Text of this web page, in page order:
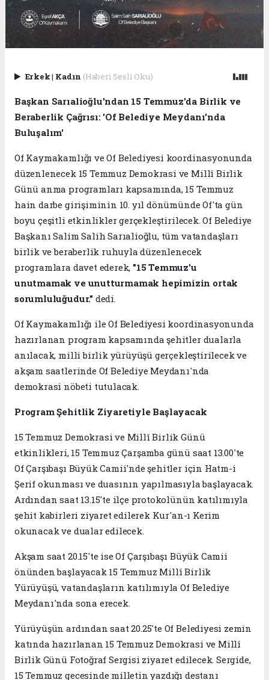
Erkek| Kadın (Haberi Sesli Oku)
Başkan Sarıalioğlu'ndan 15 Temmuz'da Birlik ve
Beraberlik Çağrısı: 'Of Belediye Meydanı'nda
Buluşalım'
Of Kaymakamlığı ve Of Belediyesi koordinasyonunda
düzenlenecek 15 Temmuz Demokrasi ve Millî Birlik
Günü anma programları kapsamında, 15 Temmuz
hain darbe girişiminin 10. yıl dönümünde Of'ta gün
boyu çeşitli etkinlikler gerçekleştirilecek. Of Belediye
Başkanı Salim Salih Sarıalioğlu, tüm vatandaşları
birlik ve beraberlik ruhuyla düzenlenecek
programlara davet ederek, "15 Temmuz'u
unutmamak ve unutturmamak hepimizin ortak
sorumluluğudur." dedi.
Of Kaymakamlığı ile Of Belediyesi koordinasyonunda
hazırlanan program kapsamında şehitler dualarla
anılacak, milli birlik yürüyüşü gerçekleştirilecek ve
akşam saatlerinde Of Belediye Meydanı'nda
demokrasi nöbeti tutulacak.
Program Şehitlik Ziyaretiyle Başlayacak
15 Temmuz Demokrasi ve Millî Birlik Günü
etkinlikleri, 15 Temmuz Çarşamba günü saat 13.00'te
Of Çarşıbaşı Büyük Camii'nde şehitler için Hatm-i
Şerif okunması ve duasının yapılmasıyla başlayacak.
Ardından saat 13.15'te ilçe protokolünün katılımıyla
şehit kabirleri ziyaret edilerek Kur'an-ı Kerim
okunacak ve dualar edilecek.
Akşam saat 20.15'te ise Of Çarşıbaşı Büyük Camii
önünden başlayacak 15 Temmuz Millî Birlik
Yürüyüşü, vatandaşların katılımıyla Of Belediye
Meydanı'nda sona erecek.
Yürüyüşün ardından saat 20.25'te Of Belediyesi zemin
katında hazırlanan 15 Temmuz Demokrasi ve Millî
Birlik Günü Fotoğraf Sergisi ziyaret edilecek. Sergide,
15 Temmuz gecesinde milletin yazdığı destanı